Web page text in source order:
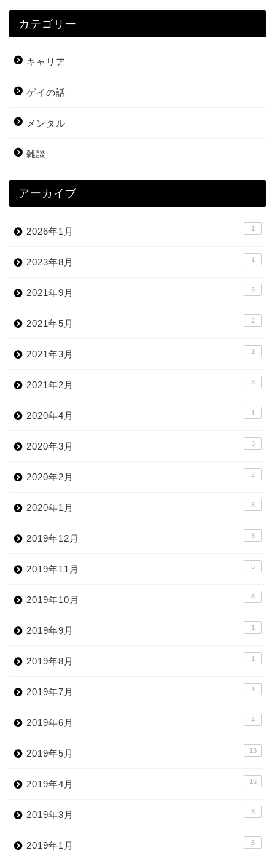
カテゴリー
キャリア
ゲイの話
メンタル
雑談
アーカイブ
2026年1月 1
2023年8月 1
2021年9月 3
2021年5月 2
2021年3月 1
2021年2月 3
2020年4月 1
2020年3月 3
2020年2月 2
2020年1月 8
2019年12月 3
2019年11月 5
2019年10月 6
2019年9月 1
2019年8月 1
2019年7月 1
2019年6月 4
2019年5月 13
2019年4月 16
2019年3月 3
2019年1月 5